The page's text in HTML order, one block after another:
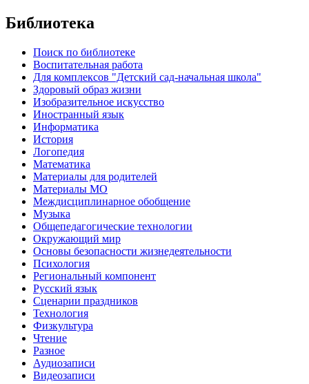
Библиотека
Поиск по библиотеке
Воспитательная работа
Для комплексов "Детский сад-начальная школа"
Здоровый образ жизни
Изобразительное искусство
Иностранный язык
Информатика
История
Логопедия
Математика
Материалы для родителей
Материалы МО
Междисциплинарное обобщение
Музыка
Общепедагогические технологии
Окружающий мир
Основы безопасности жизнедеятельности
Психология
Региональный компонент
Русский язык
Сценарии праздников
Технология
Физкультура
Чтение
Разное
Аудиозаписи
Видеозаписи